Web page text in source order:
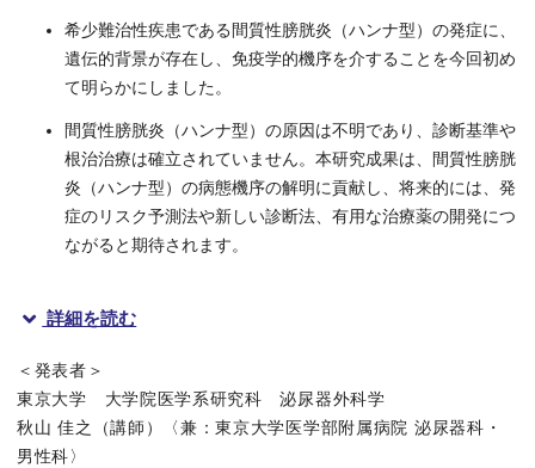
希少難治性疾患である間質性膀胱炎（ハンナ型）の発症に、
遺伝的背景が存在し、免疫学的機序を介することを今回初め
て明らかにしました。
間質性膀胱炎（ハンナ型）の原因は不明であり、診断基準や
根治治療は確立されていません。本研究成果は、間質性膀胱
炎（ハンナ型）の病態機序の解明に貢献し、将来的には、発
症のリスク予測法や新しい診断法、有用な治療薬の開発につ
ながると期待されます。
間質性膀胱炎（ハンナ型）のゲノムワイド関連解析
詳細を読む
＜発表者＞
東京大学 大学院医学系研究科 泌尿器外科学
秋山 佳之（講師）〈兼：東京大学医学部附属病院 泌尿器科・
男性科〉